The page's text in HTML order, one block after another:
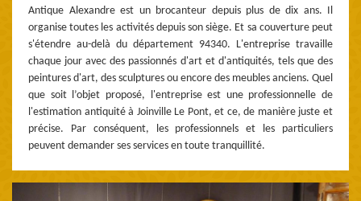
Antique Alexandre est un brocanteur depuis plus de dix ans. Il
organise toutes les activités depuis son siège. Et sa couverture peut
s'étendre au-delà du département 94340. L'entreprise travaille
chaque jour avec des passionnés d'art et d'antiquités, tels que des
peintures d'art, des sculptures ou encore des meubles anciens. Quel
que soit l’objet proposé, l'entreprise est une professionnelle de
l'estimation antiquité à Joinville Le Pont, et ce, de manière juste et
précise. Par conséquent, les professionnels et les particuliers
peuvent demander ses services en toute tranquillité.